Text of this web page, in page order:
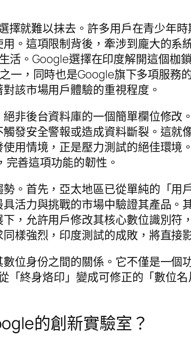
擇就難以抹去。許多用戶在青少年
。這項限制背後，牽涉到龐大的系
活。Google選擇在印度解開這個枷
一，同時也是Google旗下多項服務
該市場用戶體驗的重視程度。
非後台資料庫的一個簡單欄位修改
發安全警報或造成資料斷裂。這就
用情境，正是壓力測試的絕佳環境
善這項功能的韌性。
。首先，亞太地區已從單純的「用
活力與挑戰的市場中驗證其產品。
，允許用戶修改其核心數位識別符
樣強烈，印度測試的成敗，將直接
位身份之間的關係。它不僅是一個
「終身烙印」變成可修正的「數位
的創新實驗室？